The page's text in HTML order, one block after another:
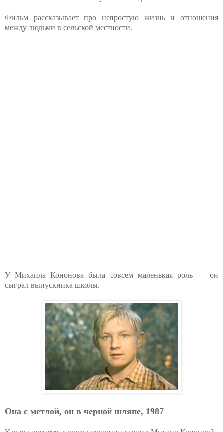
Фильм рассказывает про непростую жизнь и отношения
между людьми в сельской местности.
У Михаила Кононова была совсем маленькая роль — он
сыграл выпускника школы.
Она с метлой, он в черной шляпе, 1987